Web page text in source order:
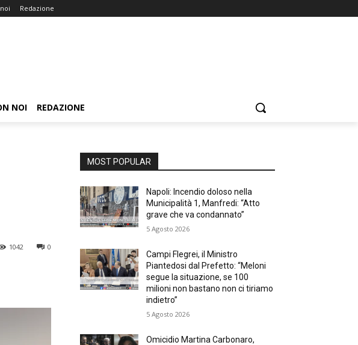
Redazione
NOI REDAZIONE
0
1042
MOST POPULAR
Napoli: Incendio doloso nella
Municipalità 1, Manfredi: “Atto
grave che va condannato”
5 Agosto 2026
Campi Flegrei, il Ministro
Piantedosi dal Prefetto: “Meloni
segue la situazione, se 100
milioni non bastano non ci tiriamo
indietro”
5 Agosto 2026
Omicidio Martina Carbonaro,